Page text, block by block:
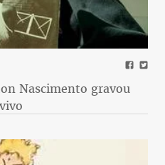
Nascimento gravou